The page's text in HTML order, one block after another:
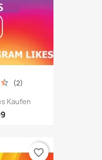
Kaufen
(2)
favorite_border